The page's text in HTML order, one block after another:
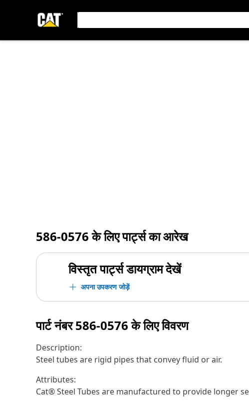
586-0576के लिए पार्ट्स का आरेख
विस्तृत पार्ट्स डायग्राम देखें
अपना उपकरण जोड़ें
पार्ट नंबर586-0576के लिए विवरण
Description:
Steel tubes are rigid pipes that convey fluid or air.
Attributes:
Cat® Steel Tubes are manufactured to provide longer